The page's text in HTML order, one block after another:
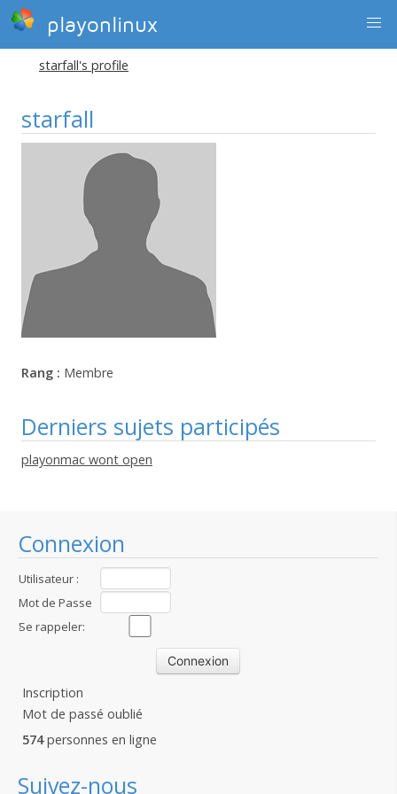
playonlinux
Connexion
Utilisateur :
Mot de Passe
:Se rappeler:
Inscription
Mot de passé oublié
574personnes en ligne
Suivez-nous
starfall's profile
starfall
Rang : Membre
Derniers sujets participés
playonmac wont open